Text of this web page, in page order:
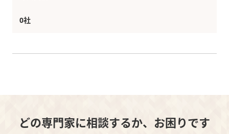
0社
どの専門家に相談するか、お困りです